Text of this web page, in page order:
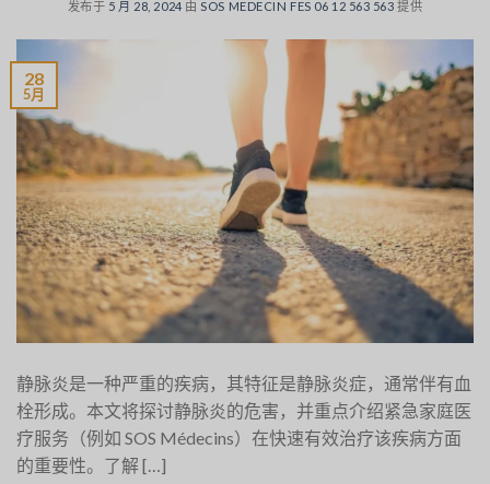
发布于 5 月 28, 2024 由 SOS MEDECIN FES 06 12 563 563 提供
28
5月
静脉炎是一种严重的疾病，其特征是静脉炎症，通常伴有血
栓形成。本文将探讨静脉炎的危害，并重点介绍紧急家庭医
疗服务（例如 SOS Médecins）在快速有效治疗该疾病方面
的重要性。了解 […]